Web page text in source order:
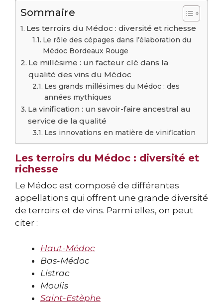
Sommaire
Les terroirs du Médoc : diversité et richesse
Le rôle des cépages dans l’élaboration du
Médoc Bordeaux Rouge
Le millésime : un facteur clé dans la
qualité des vins du Médoc
Les grands millésimes du Médoc : des
années mythiques
La vinification : un savoir-faire ancestral au
service de la qualité
Les innovations en matière de vinification
Les terroirs du Médoc : diversité et
richesse
Le Médoc est composé de différentes
appellations qui offrent une grande diversité
de terroirs et de vins. Parmi elles, on peut
citer :
Haut-Médoc
Bas-Médoc
Listrac
Moulis
Saint-Estèphe